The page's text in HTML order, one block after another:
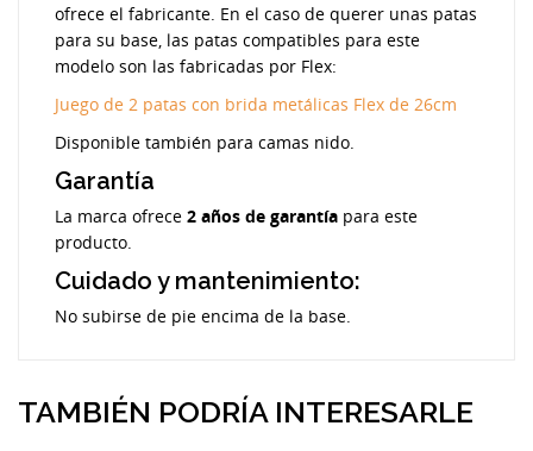
ofrece el fabricante. En el caso de querer unas patas
para su base, las patas compatibles para este
modelo son las fabricadas por Flex:
Juego de 2 patas con brida metálicas Flex de 26cm
Disponible también para camas nido.
Garantía
La marca ofrece 2 años de garantía para este
producto.
Cuidado y mantenimiento:
No subirse de pie encima de la base.
TAMBIÉN PODRÍA INTERESARLE